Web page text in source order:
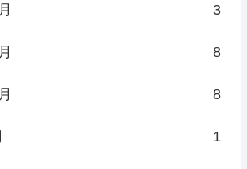
3
8
8
1